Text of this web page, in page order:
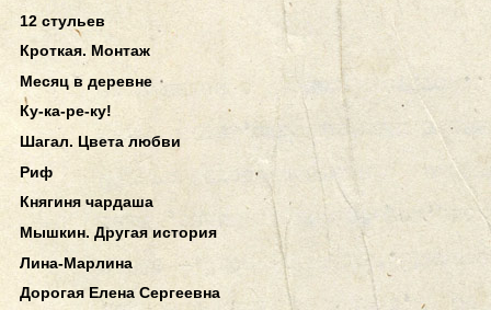
12 стульев
Кроткая. Монтаж
Месяц в деревне
Ку-ка-ре-ку!
Шагал. Цвета любви
Риф
Княгиня чардаша
Мышкин. Другая история
Лина-Марлина
Дорогая Елена Сергеевна